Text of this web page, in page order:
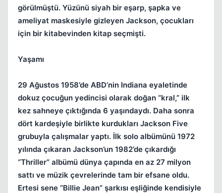
görülmüştü. Yüzünü siyah bir eşarp, şapka ve
ameliyat maskesiyle gizleyen Jackson, çocukları
için bir kitabevinden kitap seçmişti.
Yaşamı
29 Ağustos 1958’de ABD’nin Indiana eyaletinde
dokuz çocuğun yedincisi olarak doğan “kral,” ilk
kez sahneye çıktığında 6 yaşındaydı. Daha sonra
dört kardeşiyle birlikte kurdukları Jackson Five
grubuyla çalışmalar yaptı. İlk solo albümünü 1972
yılında çıkaran Jackson’un 1982’de çıkardığı
“Thriller” albümü dünya çapında en az 27 milyon
sattı ve müzik çevrelerinde tam bir efsane oldu.
Ertesi sene “Billie Jean” şarkısı eşliğinde kendisiyle